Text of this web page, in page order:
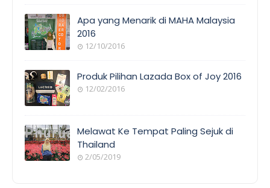
Apa yang Menarik di MAHA Malaysia
2016
12/10/2016
Produk Pilihan Lazada Box of Joy 2016
12/02/2016
Melawat Ke Tempat Paling Sejuk di
Thailand
2/05/2019